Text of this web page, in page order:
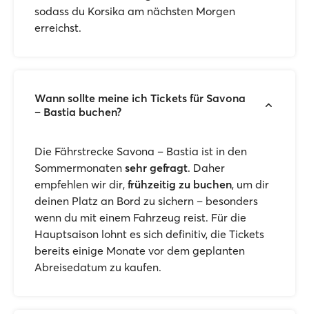
sodass du Korsika am nächsten Morgen
erreichst.
Wann sollte meine ich Tickets für Savona
– Bastia buchen?
Die Fährstrecke Savona – Bastia ist in den
Sommermonaten sehr gefragt. Daher
empfehlen wir dir, frühzeitig zu buchen, um dir
deinen Platz an Bord zu sichern – besonders
wenn du mit einem Fahrzeug reist. Für die
Hauptsaison lohnt es sich definitiv, die Tickets
bereits einige Monate vor dem geplanten
Abreisedatum zu kaufen.